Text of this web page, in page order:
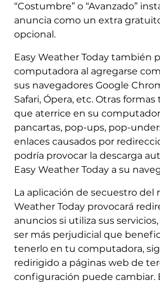
“Costumbre” o “Avanzado”
anuncia como un extra
opcional.
Easy Weather Today también
computadora al agregarse
sus navegadores Google
Safari, Ópera, etc. Otras
que aterrice en su
pancartas, pop-ups, pop-
enlaces causados ​​por
podría provocar la descarga
Easy Weather Today a su
La aplicación de secuestro del
Weather Today provocará
anuncios si utiliza sus
ser más perjudicial que
tenerlo en tu computadora,
redirigido a páginas web de
configuración puede cambiar.